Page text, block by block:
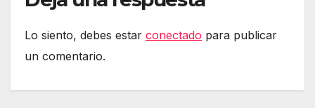
Lo siento, debes estar conectado para publicar
un comentario.